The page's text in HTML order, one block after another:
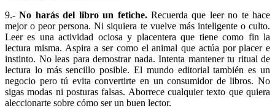
9.-No harás del libro un fetiche. Recuerda que leer no te hace
mejor o peor persona. Ni siquiera te vuelve más inteligente o culto.
Leer es una actividad ociosa y placentera que tiene como fin la
lectura misma. Aspira a ser como el animal que actúa por placer e
instinto. No leas para demostrar nada. Intenta mantener tu ritual de
lectura lo más sencillo posible. El mundo editorial también es un
negocio pero tú evita convertirte en un consumidor de libros. No
sigas modas ni posturas falsas. Aborrece cualquier texto que quiera
aleccionarte sobre cómo ser un buen lector.